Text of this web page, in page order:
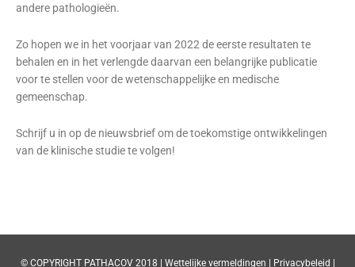
andere pathologieën.
Zo hopen we in het voorjaar van 2022 de eerste resultaten te
behalen en in het verlengde daarvan een belangrijke publicatie
voor te stellen voor de wetenschappelijke en medische
gemeenschap.
Schrijf u in op de nieuwsbrief om de toekomstige ontwikkelingen
van de klinische studie te volgen!
© COPYRIGHT PATHACOV 2018 | Wettelijke vermeldingen | Privacybeleid |